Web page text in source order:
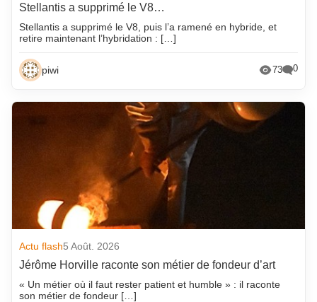
Stellantis a supprimé le V8…
Stellantis a supprimé le V8, puis l’a ramené en hybride, et
retire maintenant l’hybridation : […]
piwi 73 0
Actu flash5 Août. 2026
Jérôme Horville raconte son métier de fondeur d’art
« Un métier où il faut rester patient et humble » : il raconte
son métier de fondeur […]